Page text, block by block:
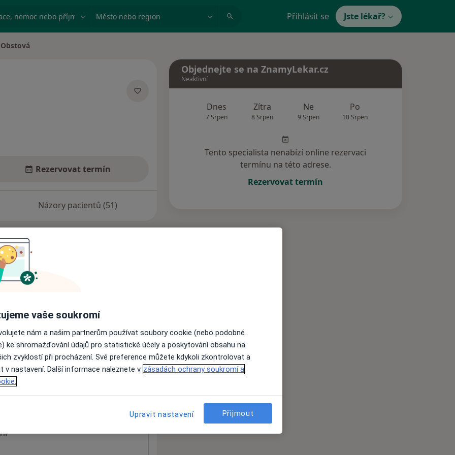
nemoc nebo příjmení Město nebo region Přihlásit se Jste lékař?
Rezervovat termín
Názory pacientů (51)
nejsou k dispozici
informace o svých službách.
70030
Objednejte se na ZnamyLekar.cz
Neaktivní
Dnes
7 Srpen
Zítra
8 Srpen
Ne
9 Srpen
Po
10 Srpen
Tento specialista nenabízí online rezervaci
termínu na této adrese.
Rezervovat termín
vaše soukromí
nám a našim partnerům používat soubory cookie (nebo podobné
ke shromažďování údajů pro statistické účely a poskytování obsahu na
zvyklostí při procházení. Své preference můžete kdykoli zkontrolovat a
v nastavení. Další informace naleznete v zásadách ochrany soukromí a
Upravit nastavení Přijmout